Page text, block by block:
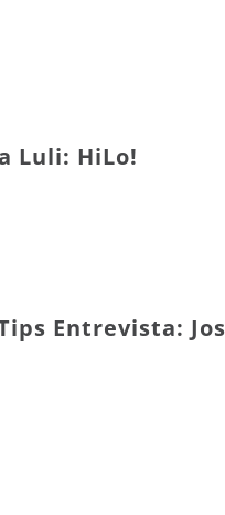
Luli: HiLo!
Entrevista: